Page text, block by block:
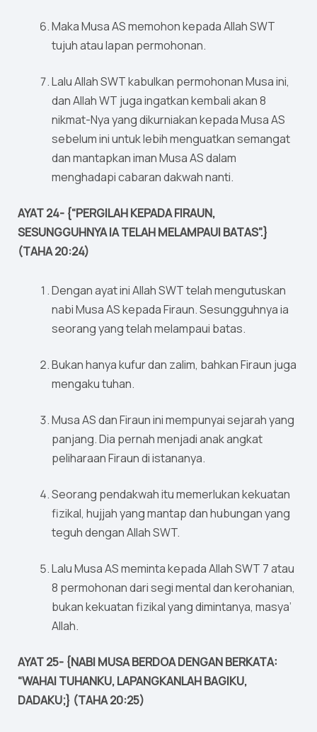
Maka Musa AS memohon kepada Allah SWT
tujuh atau lapan permohonan.
Lalu Allah SWT kabulkan permohonan Musa ini,
dan Allah WT juga ingatkan kembali akan 8
nikmat-Nya yang dikurniakan kepada Musa AS
sebelum ini untuk lebih menguatkan semangat
dan mantapkan iman Musa AS dalam
menghadapi cabaran dakwah nanti.
AYAT 24- {“PERGILAH KEPADA FIRAUN,
SESUNGGUHNYA IA TELAH MELAMPAUI BATAS”.}
(TAHA 20:24)
Dengan ayat ini Allah SWT telah mengutuskan
nabi Musa AS kepada Firaun. Sesungguhnya ia
seorang yang telah melampaui batas.
Bukan hanya kufur dan zalim, bahkan Firaun juga
mengaku tuhan.
Musa AS dan Firaun ini mempunyai sejarah yang
panjang. Dia pernah menjadi anak angkat
peliharaan Firaun di istananya.
Seorang pendakwah itu memerlukan kekuatan
fizikal, hujjah yang mantap dan hubungan yang
teguh dengan Allah SWT.
Lalu Musa AS meminta kepada Allah SWT 7 atau
8 permohonan dari segi mental dan kerohanian,
bukan kekuatan fizikal yang dimintanya, masya’
Allah.
AYAT 25- {NABI MUSA BERDOA DENGAN BERKATA:
“WAHAI TUHANKU, LAPANGKANLAH BAGIKU,
DADAKU;} (TAHA 20:25)